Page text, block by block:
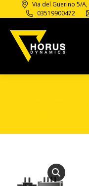
Via del Guerino 5/
03519900472